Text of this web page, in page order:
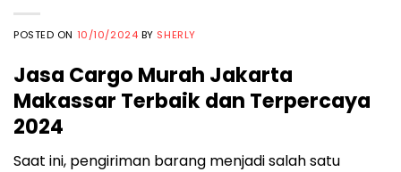
POSTED ON 10/10/2024 BY SHERLY
Jasa Cargo Murah Jakarta
Makassar Terbaik dan Terpercaya
2024
Saat ini, pengiriman barang menjadi salah satu